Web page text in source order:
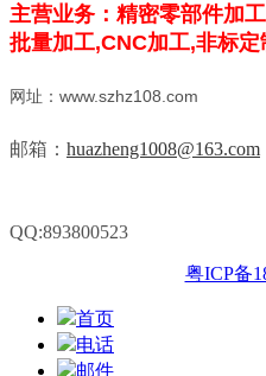
主营业务：精密零部件加
批量加工,CNC加工,非标定
网址：www.szhz108.com
邮箱： huazheng1008@163.com
QQ:893800523
粤ICP备
首页
电话
邮件